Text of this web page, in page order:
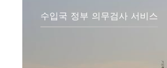
수입국 정부 의무검사 서비스